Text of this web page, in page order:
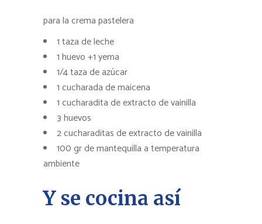
para la crema pastelera
1 taza de leche
1 huevo +1 yema
1/4 taza de azúcar
1 cucharada de maicena
1 cucharadita de extracto de vainilla
3 huevos
2 cucharaditas de extracto de vainilla
100 gr de mantequilla a temperatura
ambiente
Y se cocina así